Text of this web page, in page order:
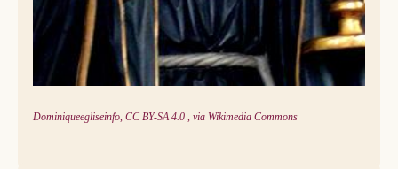
Dominiqueegliseinfo, CC BY-SA 4.0 , via Wikimedia Commons